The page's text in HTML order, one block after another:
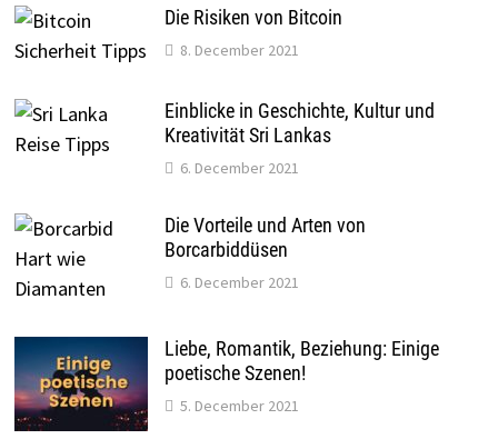
Die Risiken von Bitcoin
8. December 2021
Einblicke in Geschichte, Kultur und
Kreativität Sri Lankas
6. December 2021
Die Vorteile und Arten von
Borcarbiddüsen
6. December 2021
Liebe, Romantik, Beziehung: Einige
poetische Szenen!
5. December 2021